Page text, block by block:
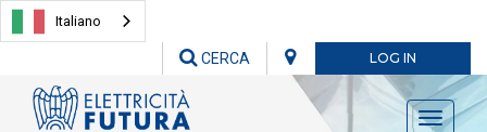
Italiano
LOG IN
CERCA
Toggle